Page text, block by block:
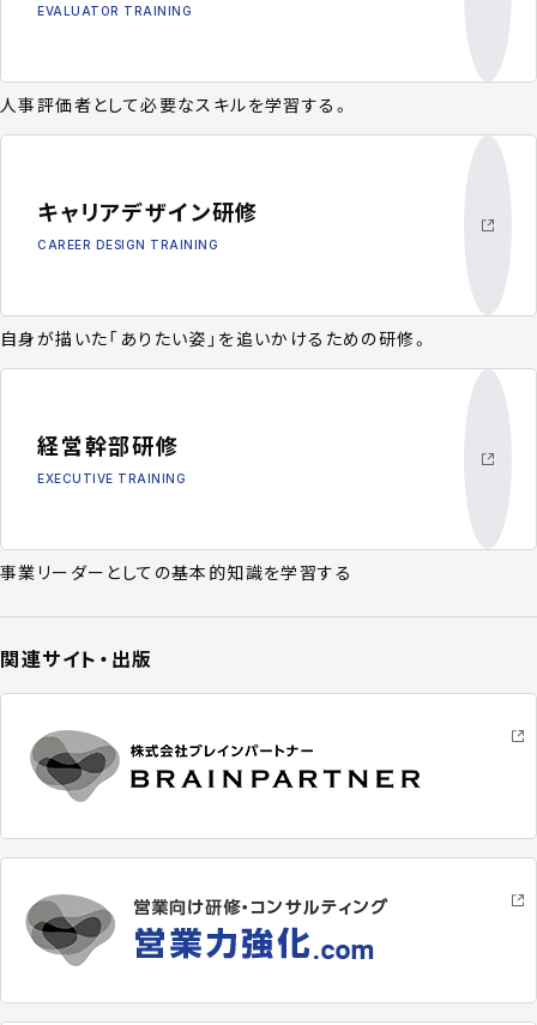
EVALUATOR TRAINING
人事評価者として必要なスキルを学習する。
キャリアデザイン研修
CAREER DESIGN TRAINING
自身が描いた「ありたい姿」を追いかけるための研修。
経営幹部研修
EXECUTIVE TRAINING
事業リーダーとしての基本的知識を学習する
関連サイト・出版